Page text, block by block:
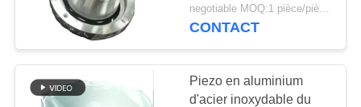
PRIVACY
POLICY
Poudre de PZT
ultrasonique médical de
negotiable MOQ:1 pièce/pièces
CONTACT
Piezo en aluminium
d'acier inoxydable du